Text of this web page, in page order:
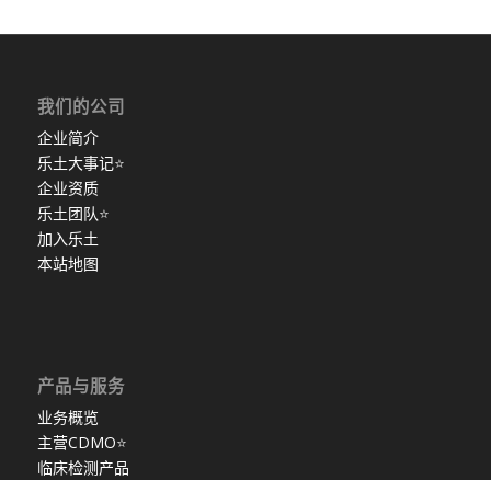
我们的公司
企业简介
乐土大事记⭐
企业资质
乐土团队⭐
加入乐土
本站地图
产品与服务
业务概览
主营CDMO⭐
临床检测产品